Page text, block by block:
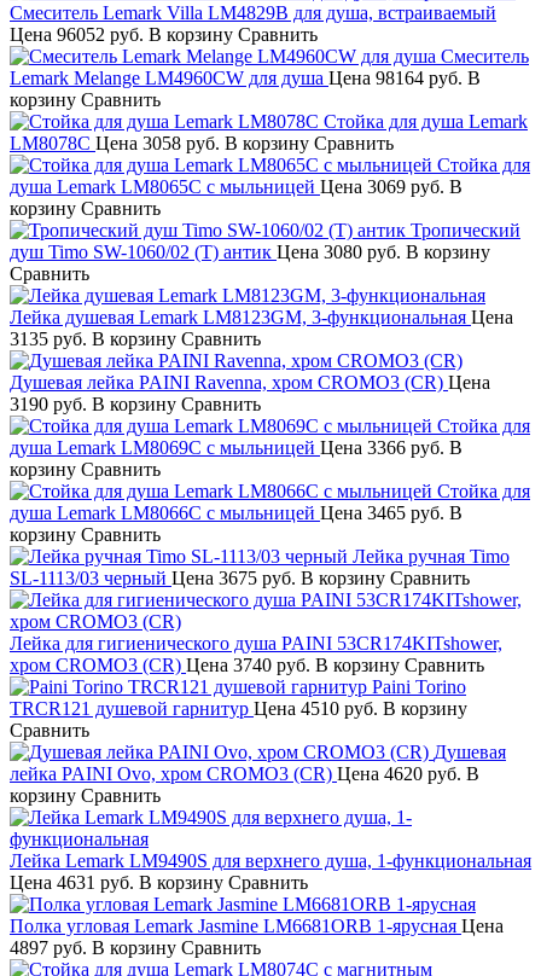
Смеситель Lemark Villa LM4829B для душа, встраиваемый
Цена 96052 руб. В корзину Сравнить
Смеситель
Lemark Melange LM4960CW для душа Цена 98164 руб. В
корзину Сравнить
Стойка для душа Lemark
LM8078C Цена 3058 руб. В корзину Сравнить
Стойка для
душа Lemark LM8065C с мыльницей Цена 3069 руб. В
корзину Сравнить
Тропический
душ Timo SW-1060/02 (T) антик Цена 3080 руб. В корзину
Сравнить
Лейка душевая Lemark LM8123GM, 3-функциональная Цена
3135 руб. В корзину Сравнить
Душевая лейка PAINI Ravenna, хром CROMO3 (CR) Цена
3190 руб. В корзину Сравнить
Стойка для
душа Lemark LM8069C с мыльницей Цена 3366 руб. В
корзину Сравнить
Стойка для
душа Lemark LM8066C с мыльницей Цена 3465 руб. В
корзину Сравнить
Лейка ручная Timo
SL-1113/03 черный Цена 3675 руб. В корзину Сравнить
Лейка для гигиенического душа PAINI 53CR174KITshower,
хром CROMO3 (CR) Цена 3740 руб. В корзину Сравнить
Paini Torino
TRCR121 душевой гарнитур Цена 4510 руб. В корзину
Сравнить
Душевая
лейка PAINI Ovo, хром CROMO3 (CR) Цена 4620 руб. В
корзину Сравнить
Лейка Lemark LM9490S для верхнего душа, 1-функциональная
Цена 4631 руб. В корзину Сравнить
Полка угловая Lemark Jasmine LM6681ORB 1-ярусная Цена
4897 руб. В корзину Сравнить